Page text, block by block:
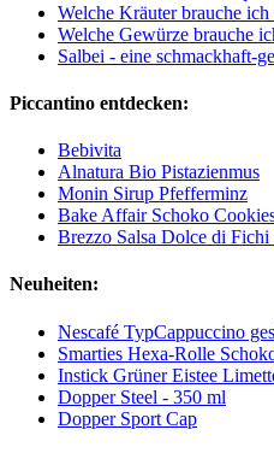
Welche Kräuter brauche
Welche Gewürze brauche
Salbei - eine schmackhaft-
Piccantino entdecken:
Bebivita
Alnatura Bio Pistazienmus
Monin Sirup Pfefferminz
Bake Affair Schoko
Brezzo Salsa Dolce di Fichi
Neuheiten:
Nescafé TypCappuccino
Smarties Hexa-Rolle
Instick Grüner Eistee
Dopper Steel - 350 ml
Dopper Sport Cap